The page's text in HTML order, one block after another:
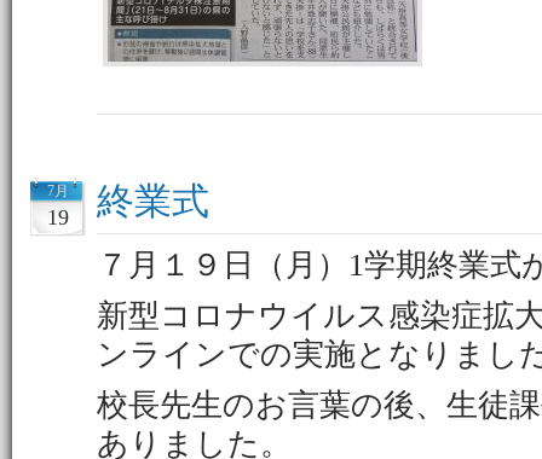
7月
19 終業式
７月１９日（月）1学期終業式
新型コロナウイルス感染症拡
ンラインでの実施となりまし
校長先生のお言葉の後、生徒
ありました。